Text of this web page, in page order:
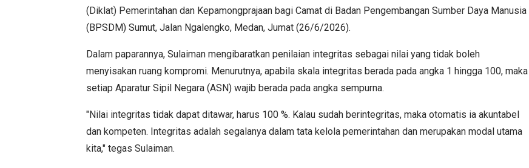
(Diklat) Pemerintahan dan Kepamongprajaan bagi Camat di Badan Pengembangan Sumber Daya Manusia
(BPSDM) Sumut, Jalan Ngalengko, Medan, Jumat (26/6/2026).
Dalam paparannya, Sulaiman mengibaratkan penilaian integritas sebagai nilai yang tidak boleh
menyisakan ruang kompromi. Menurutnya, apabila skala integritas berada pada angka 1 hingga 100, maka
setiap Aparatur Sipil Negara (ASN) wajib berada pada angka sempurna.
"Nilai integritas tidak dapat ditawar, harus 100 %. Kalau sudah berintegritas, maka otomatis ia akuntabel
dan kompeten. Integritas adalah segalanya dalam tata kelola pemerintahan dan merupakan modal utama
kita," tegas Sulaiman.